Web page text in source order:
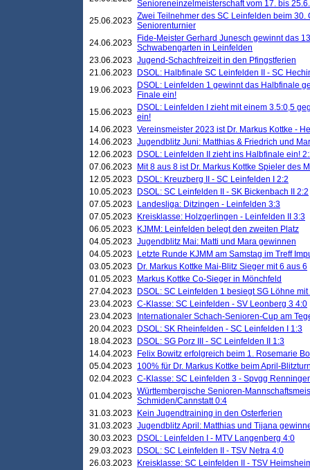
Senioreneinzelmeisterschaft vom 17. bis
25.06.2023 Zwei Teilnehmer des SC Leinfelden beim
Seniorenturnier
24.06.2023
Fide-Meister Gerhard Junesch gewinnt das
Schwabengarten in Leinfelden
23.06.2023 Jugend-Schachfreizeit in den Pfingstferien
21.06.2023
DSOL: Halbfinale SC Leinfelden II - SC
19.06.2023
DSOL: Leinfelden 1 gewinnt das Halbfinale
Finale ein!
15.06.2023
DSOL: Leinfelden I zieht mit einem 3.5:0,5
ein!
14.06.2023 Vereinsmeister 2023 ist Dr. Markus Kottke -
14.06.2023 Jugendblitz Juni: Matthias & Friedrich und
12.06.2023
DSOL: Leinfelden II zieht ins Halbfinale ein!
07.06.2023
Mit 8 aus 8 ist Dr. Markus Kottke Spieler des
12.05.2023
DSOL: Kreuzberg II - SC Leinfelden I 2:2
10.05.2023
DSOL: SC Leinfelden II - SK Bickenbach II 2:2
07.05.2023
Landesliga: Ditzingen - Leinfelden 3:3
07.05.2023
Kreisklasse: Holzgerlingen - Leinfelden II 3:3
06.05.2023
KJMM: Leinfelden belegt den zweiten Platz
04.05.2023 Jugendblitz Mai: Matti und Mara gewinnen
04.05.2023
Letzte Runde KJMM am Samstag im Treff
03.05.2023
Dr. Markus Kottke Mai-Blitz Sieger mit 6 aus 6
01.05.2023
Markus Kottke Co-Sieger in Mönchfeld
27.04.2023
DSOL: SC Leinfelden 1 besiegt SG Löhne mit
23.04.2023 C-Klasse: SC Leinfelden - SV Leonberg 3 4:0
23.04.2023
Internationaler Schach-Senioren-Cup am
20.04.2023
DSOL: SK Rheinfelden - SC Leinfelden I 1:3
18.04.2023
DSOL: SG Porz III - SC Leinfelden II 1:3
14.04.2023
Felix Bowitz erfolgreich beim 1. Rosemarie
05.04.2023 100% für Dr. Markus Kottke beim April-
02.04.2023 C-Klasse: SC Leinfelden 3 - Spvgg
01.04.2023 Württembergische Senioren-
Schmiden/Cannstatt 0:4
31.03.2023
Kein Jugendtraining in den Osterferien
31.03.2023 Jugendblitz April: Matthias und Tijana
30.03.2023
DSOL: Leinfelden I - MTV Langenberg 4:0
29.03.2023
DSOL: SC Leinfelden II - TSV Netra 4:0
26.03.2023
Kreisklasse: SC Leinfelden II - TSV